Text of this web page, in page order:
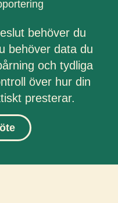
behöver du
behöver data du
och tydliga
över hur din
presterar.